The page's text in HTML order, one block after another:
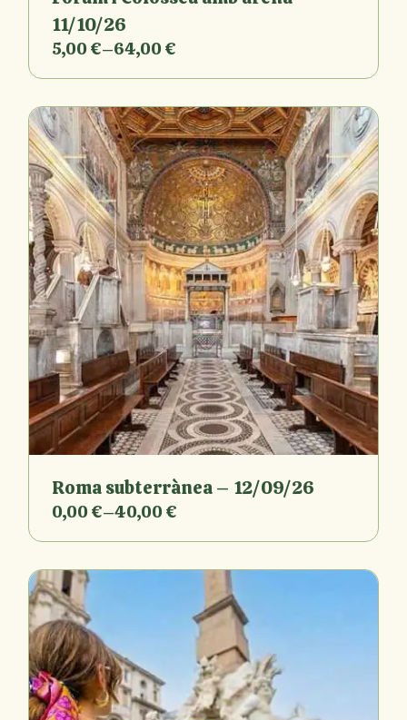
11/10/26
5,00 €–64,00 €
Interval
5,00 €
a
64,00 €
Roma subterrànea – 12/09/26
0,00 €–40,00 €
Interval
0,00 €
a
40,00 €